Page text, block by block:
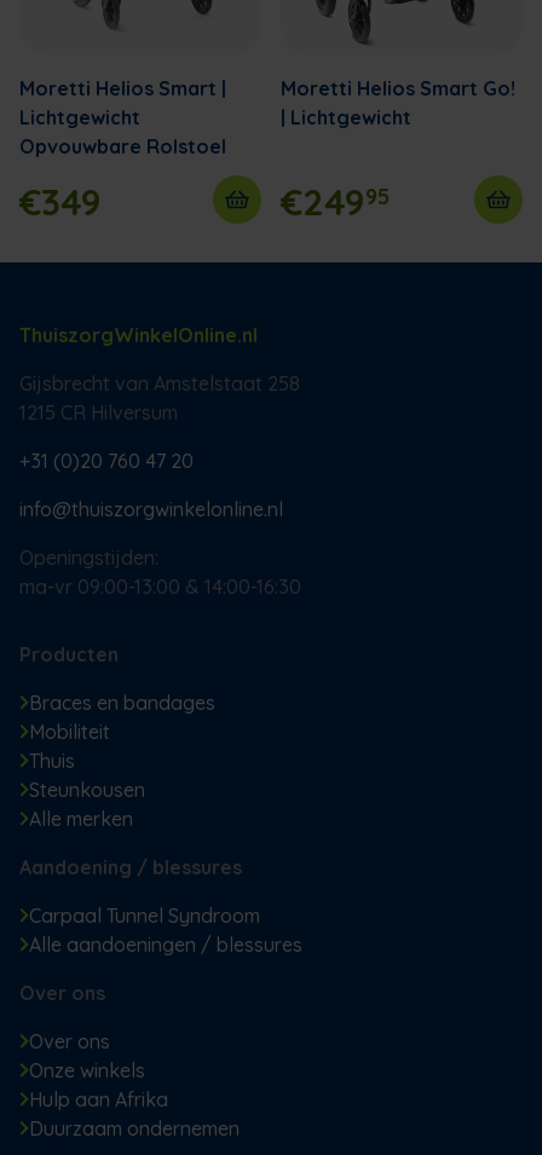
Moretti Helios Smart |
Lichtgewicht
Opvouwbare Rolstoel
€349
Moretti Helios Smart Go!
| Lichtgewicht
€24995
ThuiszorgWinkelOnline.nl
Gijsbrecht van Amstelstaat 258
1215 CR Hilversum
+31 (0)20 760 47 20
info@thuiszorgwinkelonline.nl
Openingstijden:
ma-vr 09:00-13:00 & 14:00-16:30
Producten
Braces en bandages
Mobiliteit
Thuis
Steunkousen
Alle merken
Aandoening / blessures
Carpaal Tunnel Syndroom
Alle aandoeningen / blessures
Over ons
Over ons
Onze winkels
Hulp aan Afrika
Duurzaam ondernemen